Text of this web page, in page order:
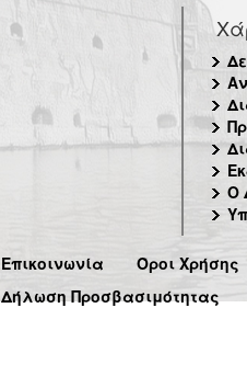
Ο
Επικοινωνία
Όροι Χρήσης
Δήλωση Προσβασιμότητας